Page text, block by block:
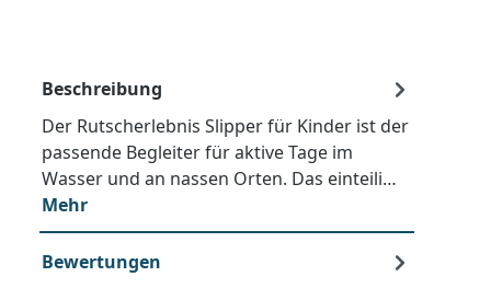
Beschreibung
Der Rutscherlebnis Slipper für Kinder ist der
passende Begleiter für aktive Tage im
Wasser und an nassen Orten. Das einteili…
Mehr
Bewertungen